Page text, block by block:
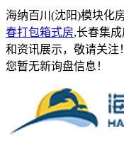
海纳百川(沈阳)模块化
春打包箱式房,长春集
和资讯展示，敬请关注！
您暂无新询盘信息！